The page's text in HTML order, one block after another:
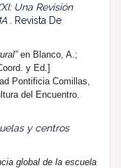
Una Revisión
. Revista De
en Blanco, A.;
y Ed.]
Pontificia Comillas,
del Encuentro.
y centros
global de la escuela